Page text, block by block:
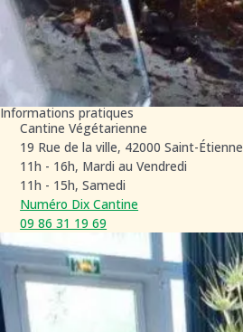
Informations pratiques
Cantine Végétarienne
19 Rue de la ville, 42000 Saint-Étienne
11h - 16h, Mardi au Vendredi
11h - 15h, Samedi
Numéro Dix Cantine
09 86 31 19 69